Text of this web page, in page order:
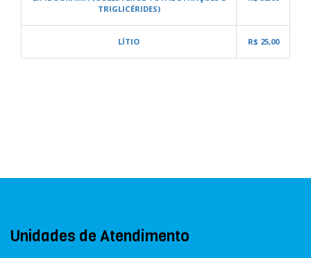
TRIGLICÉRIDES)
LÍTIO R$ 25,00
Unidades de Atendimento